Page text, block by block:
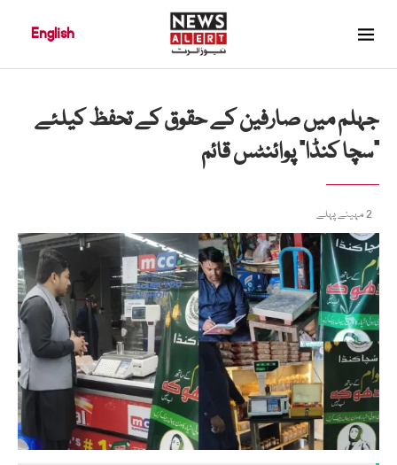
English
جہلم میں صارفین کے حقوق کے تحفظ کیلئے
"سچا کنڈا” پوائنٹس قائم
2 مہینے پہلے